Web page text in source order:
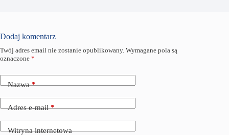
Dodaj komentarz
Twój adres email nie zostanie opublikowany. Wymagane pola są
oznaczone *
Nazwa*
Adres e-mail*
Witryna internetowa